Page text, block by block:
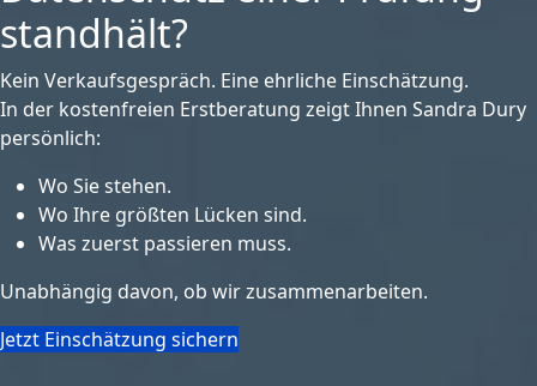
standhält?
Kein Verkaufsgespräch. Eine ehrliche Einschätzung.
In der kostenfreien Erstberatung zeigt Ihnen Sandra Dury
persönlich:
Wo Sie stehen.
Wo Ihre größten Lücken sind.
Was zuerst passieren muss.
Unabhängig davon, ob wir zusammenarbeiten.
Jetzt Einschätzung sichern